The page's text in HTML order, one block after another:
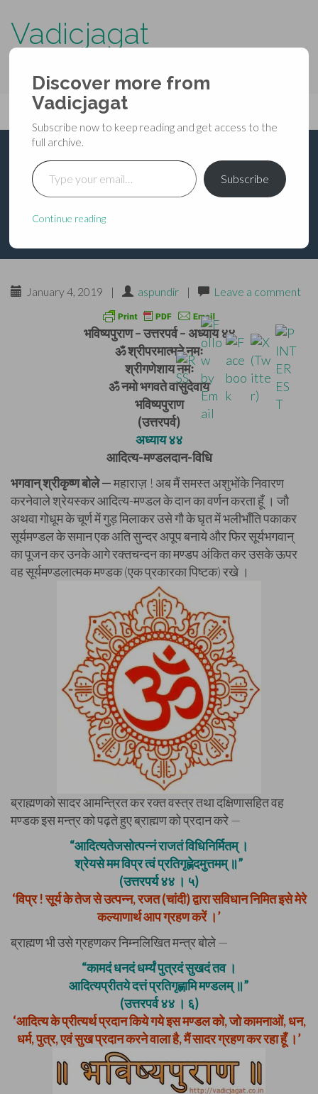
Vadicjagat
Primary
Menu
content
Vadicjagat
भविष्यपुराण – उत्तरपर्व –
अध्याय ४४
January 4, 2019 | aspundir | Leave a comment
भविष्यपुराण – उत्तरपर्व – अध्याय ४४
ॐ श्रीपरमात्मने नमः
श्रीगणेशाय नमः
ॐ नमो भगवते वासुदेवाय
भविष्यपुराण
(उत्तरपर्व)
अध्याय ४४
आदित्य-मण्डलदान-विधि
भगवान् श्रीकृष्ण बोले —महाराज़ ! अब मैं समस्त अशुभोंके निवारण
करनेवाले श्रेयस्कर आदित्य-मण्डल के दान का वर्णन करता हूँ । जौ
अथवा गोधूम के चूर्ण में गुड़ मिलाकर उसे गौ के घृत में भलीभाँति पकाकर
सूर्यमण्डल के समान एक अति सुन्दर अपूप बनाये और फिर सूर्यभगवान्
का पूजन कर उनके आगे रक्तचन्दन का मण्डप अंकित कर उसके ऊपर
वह सूर्यमण्डलात्मक मण्डक (एक प्रकारका पिष्टक) रखे ।
ब्राह्मणको सादर आमन्त्रित कर रक्त वस्त्र तथा दक्षिणासहित वह
मण्डक इस मन्त्र को पढ़ते हुए ब्राह्मण को प्रदान करे —
“आदित्यतेजसोत्पन्नं राजतं विधिनिर्मितम् ।
श्रेयसे मम विप्र त्वं प्रतिगृह्णेदमुत्तमम् ॥”
(उत्तरपर्य ४४ । ५)
‘विप्र ! सूर्य के तेज से उत्पन्न, रजत (चांदी) द्वारा सविधान निमित इसे मेरे
कल्याणार्थ आप ग्रहण करें ।’
ब्राह्मण भी उसे ग्रहणकर निम्नलिखित मन्त्र बोले —
“कामदं धनदं धर्म्यं पुत्रदं सुखदं तव ।
आदित्यप्रीतये दत्तं प्रतिगृह्णामि मण्डलम् ॥”
(उत्तरपर्व ४४ । ६)
‘आदित्य के प्रीत्यर्थ प्रदान किये गये इस मण्डल को, जो कामनाओं, धन,
धर्म, पुत्र, एवं सुख प्रदान करने वाला है, मैं सादर ग्रहण कर रहा हूँ ।’
Discover more from
Vadicjagat
Subscribe now to keep reading and get access to the
full archive.
Type your email…
Subscribe
Continue reading